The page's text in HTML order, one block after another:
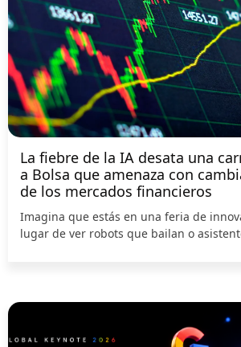
La fiebre de la IA desata una
a Bolsa que amenaza con
de los mercados financieros
Imagina que estás en una feria de
lugar de ver robots que bailan o